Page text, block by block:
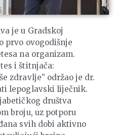
je u Gradskoj
prvo ovogodišnje
na organizam.
i štitnjača:
zdravlje” održao je dr.
lepoglavski liječnik.
društva
broju, uz potporu
svih dobi aktivno